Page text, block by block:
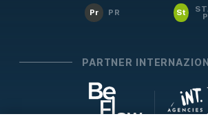
Pr PR St
PARTNER